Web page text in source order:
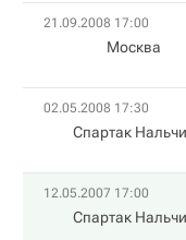
21.09.2008 17:00
Москва
02.05.2008 17:30
Спартак
12.05.2007 17:00
Спартак